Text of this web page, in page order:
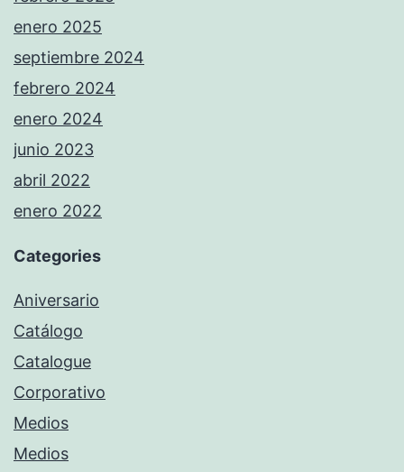
enero 2025
septiembre 2024
febrero 2024
enero 2024
junio 2023
abril 2022
enero 2022
Categories
Aniversario
Catálogo
Catalogue
Corporativo
Medios
Medios